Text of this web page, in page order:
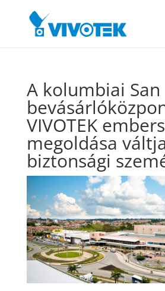
A kolumbiai
VIVOTEK
megoldása
biztonsági